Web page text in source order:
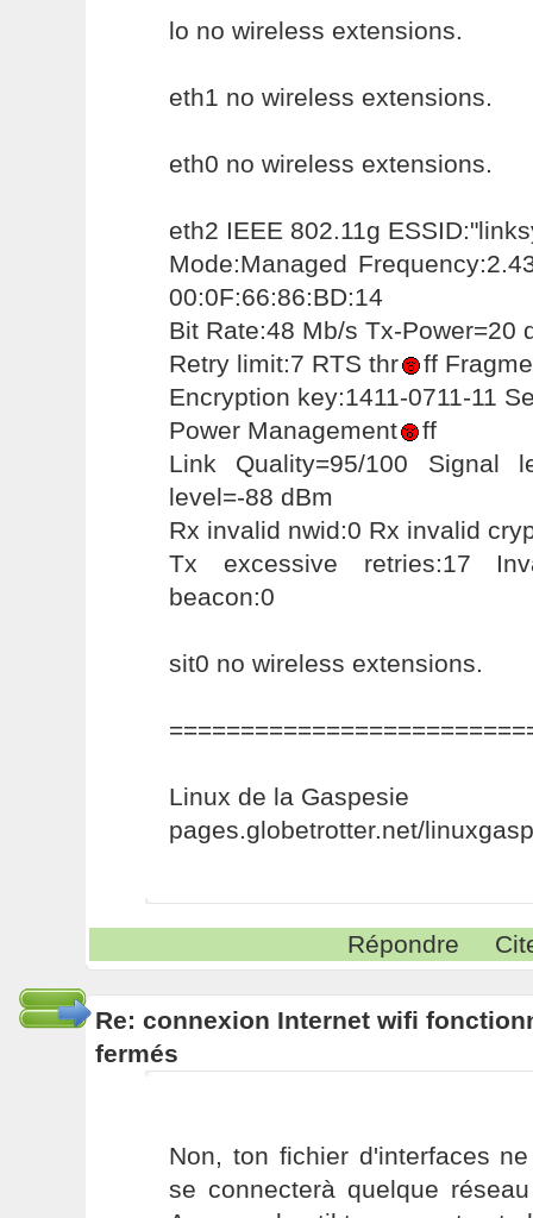
lo no wireless extensions.
eth1 no wireless extensions.
eth0 no wireless extensions.
eth2 IEEE 802.11g
Mode:Managed
00:0F:66:86:BD:14
Bit Rate:48 Mb/s Tx-Power=20
Retry limit:7 RTS thr
ff
Encryption key:1411-0711-11
Power Management
ff
Link Quality=95/100 Signal
level=-88 dBm
Rx invalid nwid:0 Rx invalid
Tx excessive retries:17
beacon:0
sit0 no wireless extensions.
Linux de la Gaspesie
pages.globetrotter.net/
Répondre
Re: connexion Internet wifi
fermés
Non, ton fichier d'interfaces
se connecterà quelque